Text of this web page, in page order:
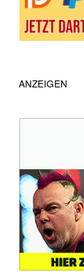
ANZEIGEN